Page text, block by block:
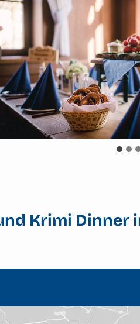
Krimi Dinner